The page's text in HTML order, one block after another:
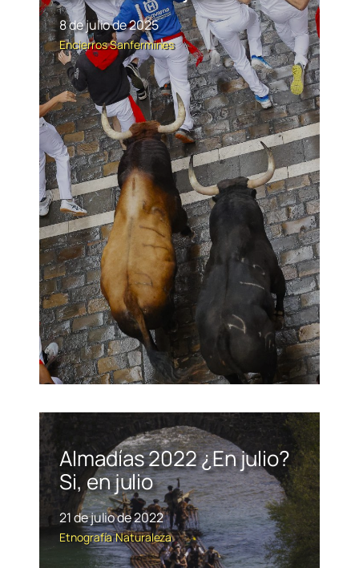
8 de julio de 2025
Encierros Sanfermines
Almadías 2022 ¿En julio?
Si, en julio
21 de julio de 2022
Etnografía Naturaleza